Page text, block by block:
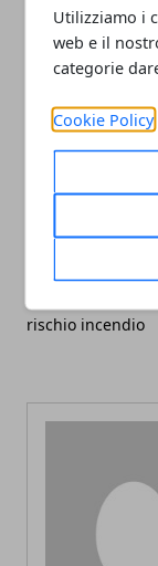
Utilizziamo i
web e il
categorie
Cookie Policy
Facebook
Mercedes-Benz
BlueTec: richiamo
rischio incendio